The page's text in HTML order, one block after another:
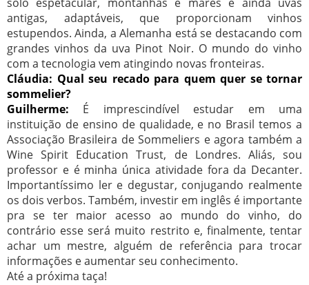
antigas, adaptáveis, que proporcionam vinhos
estupendos. Ainda, a Alemanha está se destacando com
grandes vinhos da uva Pinot Noir. O mundo do vinho
com a tecnologia vem atingindo novas fronteiras.
Cláudia: Qual seu recado para quem quer se tornar
sommelier?
Guilherme: É imprescindível estudar em uma
instituição de ensino de qualidade, e no Brasil temos a
Associação Brasileira de Sommeliers e agora também a
Wine Spirit Education Trust, de Londres. Aliás, sou
professor e é minha única atividade fora da Decanter.
Importantíssimo ler e degustar, conjugando realmente
os dois verbos. Também, investir em inglês é importante
pra se ter maior acesso ao mundo do vinho, do
contrário esse será muito restrito e, finalmente, tentar
achar um mestre, alguém de referência para trocar
informações e aumentar seu conhecimento.
Até a próxima taça!